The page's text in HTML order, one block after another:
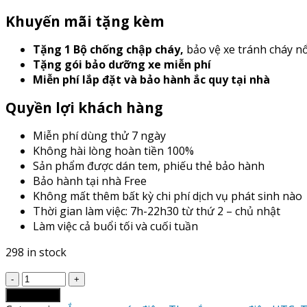
Khuyến mãi tặng kèm
Tặng 1 Bộ chống chập cháy, bảo vệ xe tránh cháy
Tặng gói bảo dưỡng xe miễn phí
Miễn phí lắp đặt và bảo hành ắc quy tại nhà
Quyền lợi khách hàng
Miễn phí dùng thử 7 ngày
Không hài lòng hoàn tiền 100%
Sản phẩm được dán tem, phiếu thẻ bảo hành
Bảo hành tại nhà Free
Không mất thêm bất kỳ chi phí dịch vụ phát sinh nào
Thời gian làm việc: 7h-22h30 từ thứ 2 – chủ nhật
Làm việc cả buổi tối và cuối tuần
298 in stock
Giá
Thay